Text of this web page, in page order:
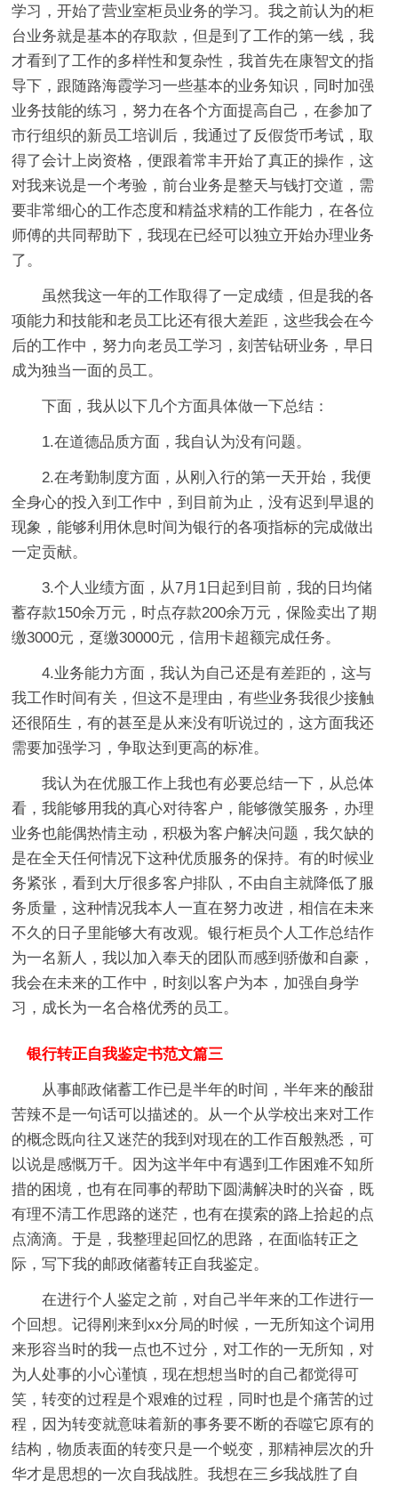
学习，开始了营业室柜员业务的学习。我之前认为的柜
台业务就是基本的存取款，但是到了工作的第一线，我
才看到了工作的多样性和复杂性，我首先在康智文的指
导下，跟随路海霞学习一些基本的业务知识，同时加强
业务技能的练习，努力在各个方面提高自己，在参加了
市行组织的新员工培训后，我通过了反假货币考试，取
得了会计上岗资格，便跟着常丰开始了真正的操作，这
对我来说是一个考验，前台业务是整天与钱打交道，需
要非常细心的工作态度和精益求精的工作能力，在各位
师傅的共同帮助下，我现在已经可以独立开始办理业务
了。
虽然我这一年的工作取得了一定成绩，但是我的各
项能力和技能和老员工比还有很大差距，这些我会在今
后的工作中，努力向老员工学习，刻苦钻研业务，早日
成为独当一面的员工。
下面，我从以下几个方面具体做一下总结：
1.在道德品质方面，我自认为没有问题。
2.在考勤制度方面，从刚入行的第一天开始，我便
全身心的投入到工作中，到目前为止，没有迟到早退的
现象，能够利用休息时间为银行的各项指标的完成做出
一定贡献。
3.个人业绩方面，从7月1日起到目前，我的日均储
蓄存款150余万元，时点存款200余万元，保险卖出了期
缴3000元，趸缴30000元，信用卡超额完成任务。
4.业务能力方面，我认为自己还是有差距的，这与
我工作时间有关，但这不是理由，有些业务我很少接触
还很陌生，有的甚至是从来没有听说过的，这方面我还
需要加强学习，争取达到更高的标准。
我认为在优服工作上我也有必要总结一下，从总体
看，我能够用我的真心对待客户，能够微笑服务，办理
业务也能偶热情主动，积极为客户解决问题，我欠缺的
是在全天任何情况下这种优质服务的保持。有的时候业
务紧张，看到大厅很多客户排队，不由自主就降低了服
务质量，这种情况我本人一直在努力改进，相信在未来
不久的日子里能够大有改观。银行柜员个人工作总结作
为一名新人，我以加入奉天的团队而感到骄傲和自豪，
我会在未来的工作中，时刻以客户为本，加强自身学
习，成长为一名合格优秀的员工。
银行转正自我鉴定书范文篇三
从事邮政储蓄工作已是半年的时间，半年来的酸甜
苦辣不是一句话可以描述的。从一个从学校出来对工作
的概念既向往又迷茫的我到对现在的工作百般熟悉，可
以说是感慨万千。因为这半年中有遇到工作困难不知所
措的困境，也有在同事的帮助下圆满解决时的兴奋，既
有理不清工作思路的迷茫，也有在摸索的路上拾起的点
点滴滴。于是，我整理起回忆的思路，在面临转正之
际，写下我的邮政储蓄转正自我鉴定。
在进行个人鉴定之前，对自己半年来的工作进行一
个回想。记得刚来到xx分局的时候，一无所知这个词用
来形容当时的我一点也不过分，对工作的一无所知，对
为人处事的小心谨慎，现在想想当时的自己都觉得可
笑，转变的过程是个艰难的过程，同时也是个痛苦的过
程，因为转变就意味着新的事务要不断的吞噬它原有的
结构，物质表面的转变只是一个蜕变，那精神层次的升
华才是思想的一次自我战胜。我想在三乡我战胜了自